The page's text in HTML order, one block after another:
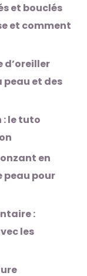
et bouclés
et comment
d’oreiller
et des
: le tuto
en
peau pour
:
les